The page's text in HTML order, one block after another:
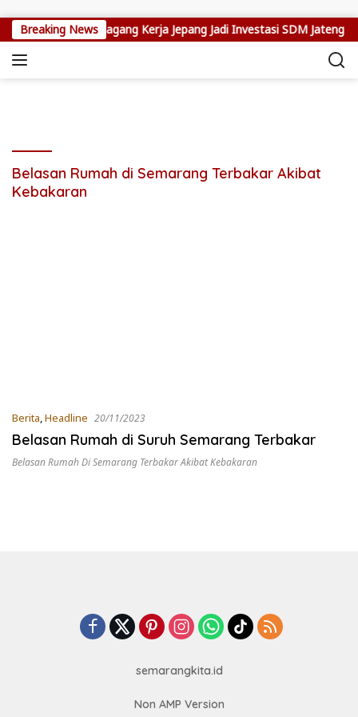
Breaking News
Program Magang Kerja Jepang Jadi Investasi SDM Jateng
Belasan Rumah di Semarang Terbakar Akibat
Kebakaran
Berita,Headline 20/11/2023
Belasan Rumah di Suruh Semarang Terbakar
Belasan Rumah Di Semarang Terbakar Akibat Kebakaran
semarangkita.id
Non AMP Version